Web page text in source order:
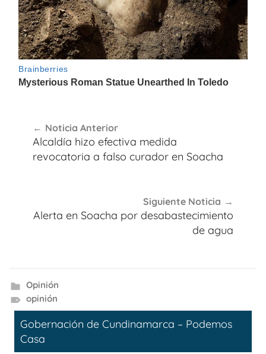
de
entradas
Noticia Anterior
Alcaldía hizo efectiva medida
revocatoria a falso curador en Soacha
Siguiente Noticia
Alerta en Soacha por desabastecimiento
de agua
Opinión
opinión
Gobernación de Cundinamarca – Podemos
Casa